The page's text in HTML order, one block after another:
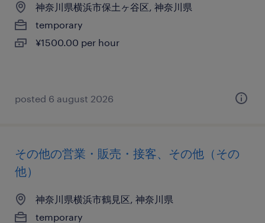
神奈川県横浜市保土ヶ谷区, 神奈川県
temporary
¥1500.00 per hour
posted 6 august 2026
その他の営業・販売・接客、その他（その
他）
神奈川県横浜市鶴見区, 神奈川県
temporary